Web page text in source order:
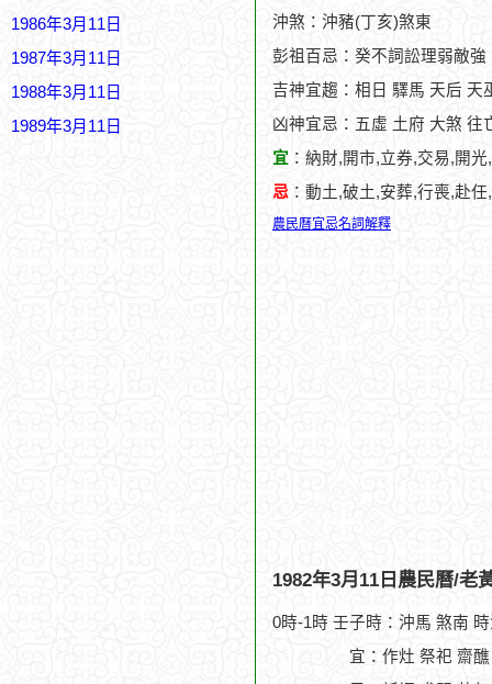
1986年3月11日
1987年3月11日
1988年3月11日
1989年3月11日
沖煞：沖豬(丁亥)煞東
彭祖百忌：癸不詞訟理弱敵
吉神宜趨：相日 驛馬 天后 天
凶神宜忌：五虛 土府 大煞 往
宜 ：納財,開市,立券,交易,開
忌 ：動土,破土,安葬,行喪,赴
農民曆宜忌名詞解釋
1982年3月11日農民曆/老
0時-1時 壬子時：沖馬 煞南
宜：作灶 祭祀 齋